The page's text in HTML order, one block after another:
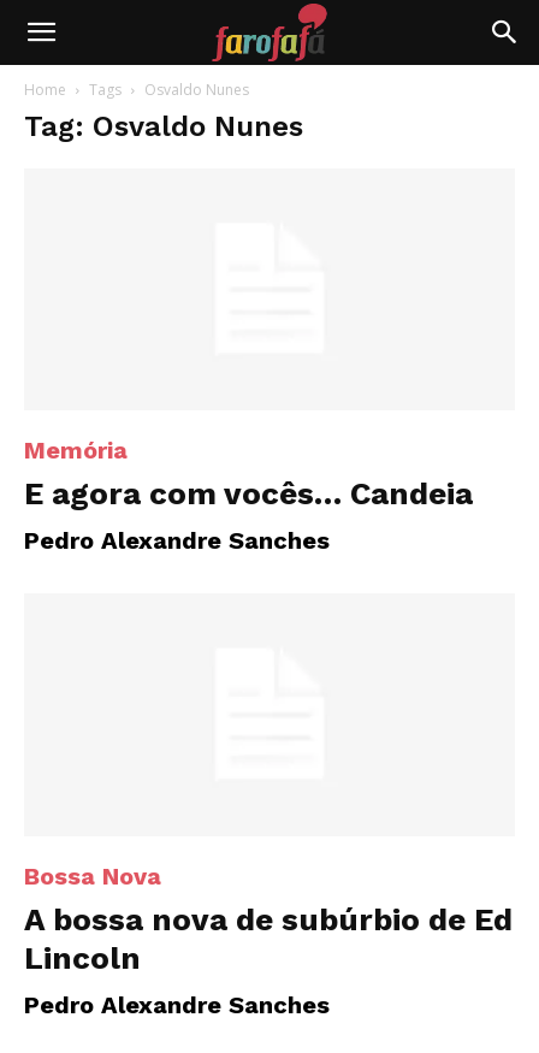
Farofafá
Home Tags Osvaldo Nunes
Tag: Osvaldo Nunes
Memória
E agora com vocês… Candeia
Pedro Alexandre Sanches
Bossa Nova
A bossa nova de subúrbio de Ed
Lincoln
Pedro Alexandre Sanches